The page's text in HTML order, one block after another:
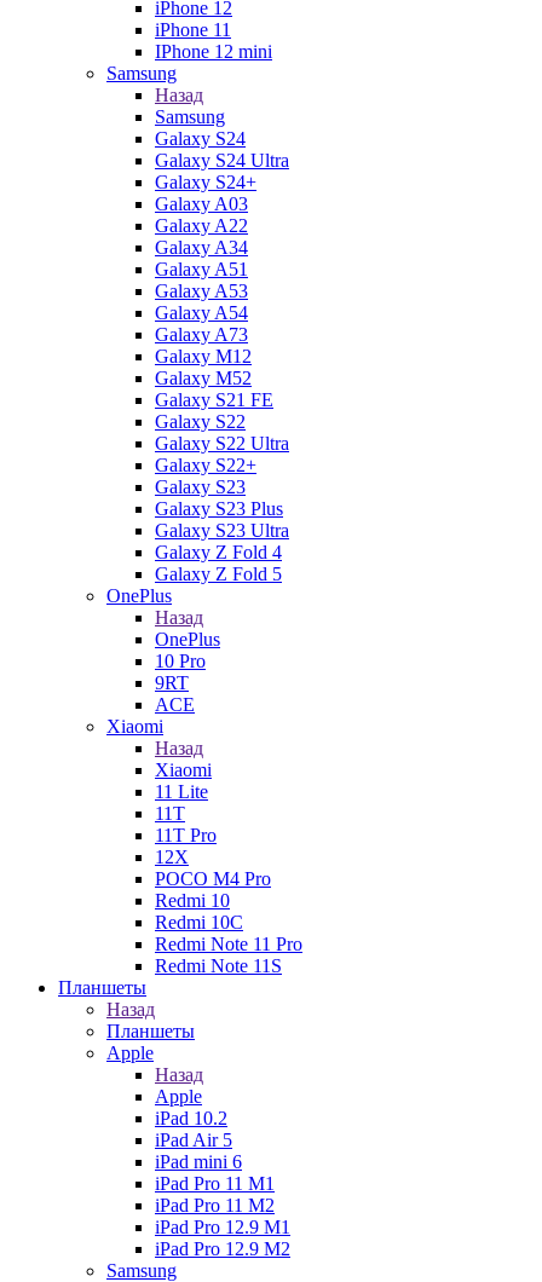
iPhone 12
iPhone 11
IPhone 12 mini
Samsung
Назад
Samsung
Galaxy S24
Galaxy S24 Ultra
Galaxy S24+
Galaxy A03
Galaxy A22
Galaxy A34
Galaxy A51
Galaxy A53
Galaxy A54
Galaxy A73
Galaxy M12
Galaxy M52
Galaxy S21 FE
Galaxy S22
Galaxy S22 Ultra
Galaxy S22+
Galaxy S23
Galaxy S23 Plus
Galaxy S23 Ultra
Galaxy Z Fold 4
Galaxy Z Fold 5
OnePlus
Назад
OnePlus
10 Pro
9RT
ACE
Xiaomi
Назад
Xiaomi
11 Lite
11T
11T Pro
12X
POCO M4 Pro
Redmi 10
Redmi 10C
Redmi Note 11 Pro
Redmi Note 11S
Планшеты
Назад
Планшеты
Apple
Назад
Apple
iPad 10.2
iPad Air 5
iPad mini 6
iPad Pro 11 M1
iPad Pro 11 M2
iPad Pro 12.9 M1
iPad Pro 12.9 M2
Samsung